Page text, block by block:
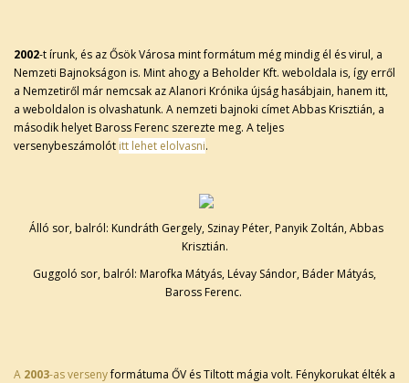
2002-t írunk, és az Ősök Városa mint formátum még mindig él és virul, a
Nemzeti Bajnokságon is. Mint ahogy a Beholder Kft. weboldala is, így erről
a Nemzetiről már nemcsak az Alanori Krónika újság hasábjain, hanem itt,
a weboldalon is olvashatunk. A nemzeti bajnoki címet Abbas Krisztián, a
második helyet Baross Ferenc szerezte meg. A teljes
versenybeszámolót itt lehet elolvasni.
Álló sor, balról: Kundráth Gergely, Szinay Péter, Panyik Zoltán, Abbas
Krisztián.
Guggoló sor, balról: Marofka Mátyás, Lévay Sándor, Báder Mátyás,
Baross Ferenc.
A 2003-as versenyformátuma ŐV és Tiltott mágia volt. Fénykorukat élték a